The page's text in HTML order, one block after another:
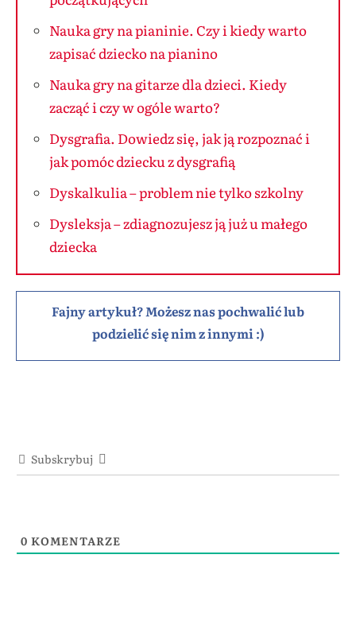
Nauka gry na pianinie. Czy i kiedy warto
zapisać dziecko na pianino
Nauka gry na gitarze dla dzieci. Kiedy
zacząć i czy w ogóle warto?
Dysgrafia. Dowiedz się, jak ją rozpoznać i
jak pomóc dziecku z dysgrafią
Dyskalkulia – problem nie tylko szkolny
Dysleksja – zdiagnozujesz ją już u małego
dziecka
Fajny artykuł? Możesz nas pochwalić lub
podzielić się nim z innymi :)
Subskrybuj
0 KOMENTARZE